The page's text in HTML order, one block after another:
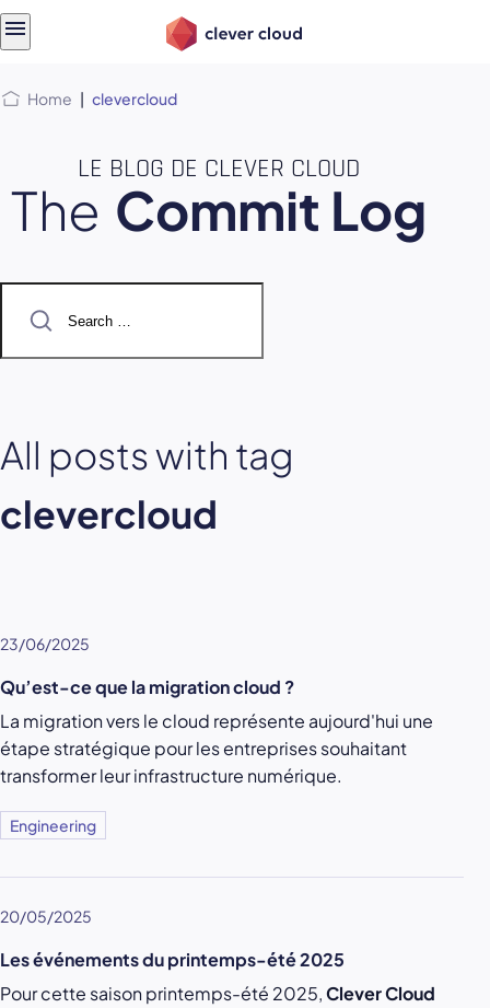
Home | clevercloud
LE BLOG DE CLEVER CLOUD
The Commit Log
for:
All posts with tag
clevercloud
23/06/2025
Qu’est-ce que la migration cloud ?
La migration vers le cloud représente aujourd'hui une
étape stratégique pour les entreprises souhaitant
transformer leur infrastructure numérique.
Engineering
20/05/2025
Les événements du printemps-été 2025
Pour cette saison printemps-été 2025,Clever Cloud